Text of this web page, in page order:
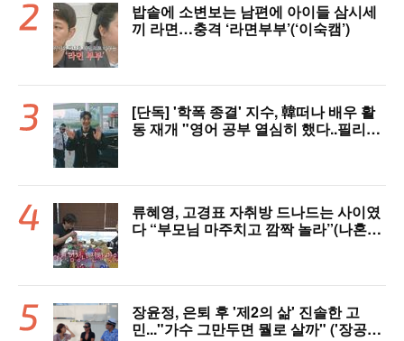
밥솥에 소변보는 남편에 아이들 삼시세
끼 라면…충격 ‘라면부부’(‘이숙캠’)
[단독] '학폭 종결' 지수, 韓떠나 배우 활
동 재개 "영어 공부 열심히 했다..필리핀
류혜영, 고경표 자취방 드나드는 사이였
다 “부모님 마주치고 깜짝 놀라”(나혼자
장윤정, 은퇴 후 '제2의 삶' 진솔한 고
민..."가수 그만두면 뭘로 살까" ('장공장